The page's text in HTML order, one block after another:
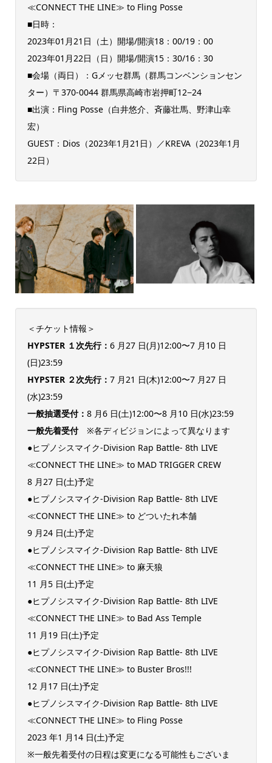
≪CONNECT THE LINE≫ to Fling Posse
■日時：
2023年01月21日（土）開場/開演18：00/19：00
2023年01月22日（日）開場/開演15：30/16：30
■会場（両日）：Gメッセ群馬（群馬コンベンションセン
ター）〒370-0044 群馬県高崎市岩押町12−24
■出演：Fling Posse（白井悠介、斉藤壮馬、野津山幸
宏）
GUEST：Dios（2023年1月21日）／KREVA（2023年1月
22日）
＜チケット情報＞
HYPSTER １次先行： 6 月27 日(月)12:00〜7 月10 日
(日)23:59
HYPSTER ２次先行： 7 月21 日(木)12:00〜7 月27 日
(水)23:59
一般抽選受付： 8 月6 日(土)12:00〜8 月10 日(水)23:59
一般先着受付※各ディビジョンによって異なります
●ヒプノシスマイク-Division Rap Battle- 8th LIVE
≪CONNECT THE LINE≫ to MAD TRIGGER CREW
8 月27 日(土)予定
●ヒプノシスマイク-Division Rap Battle- 8th LIVE
≪CONNECT THE LINE≫ to どついたれ本舗
9 月24 日(土)予定
●ヒプノシスマイク-Division Rap Battle- 8th LIVE
≪CONNECT THE LINE≫ to 麻天狼
11 月5 日(土)予定
●ヒプノシスマイク-Division Rap Battle- 8th LIVE
≪CONNECT THE LINE≫ to Bad Ass Temple
11 月19 日(土)予定
●ヒプノシスマイク-Division Rap Battle- 8th LIVE
≪CONNECT THE LINE≫ to Buster Bros!!!
12 月17 日(土)予定
●ヒプノシスマイク-Division Rap Battle- 8th LIVE
≪CONNECT THE LINE≫ to Fling Posse
2023 年1 月14 日(土)予定
※一般先着受付の日程は変更になる可能性もございま